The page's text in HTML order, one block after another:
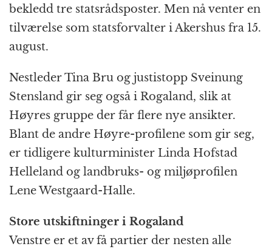
bekledd tre statsrådsposter. Men nå venter en
tilværelse som statsforvalter i Akershus fra 15.
august.
Nestleder Tina Bru og justistopp Sveinung
Stensland gir seg også i Rogaland, slik at
Høyres gruppe der får flere nye ansikter.
Blant de andre Høyre-profilene som gir seg,
er tidligere kulturminister Linda Hofstad
Helleland og landbruks- og miljøprofilen
Lene Westgaard-Halle.
Store utskiftninger i Rogaland
Venstre er et av få partier der nesten alle